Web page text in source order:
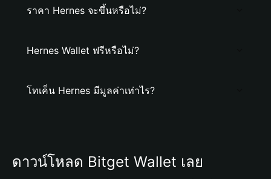
ราคา Hernes จะขึ้นหรือไม่?
Hernes Wallet ฟรีหรือไม่?
โทเค็น Hernes มีมูลค่าเท่าไร?
ดาวน์โหลด Bitget Wallet เลย